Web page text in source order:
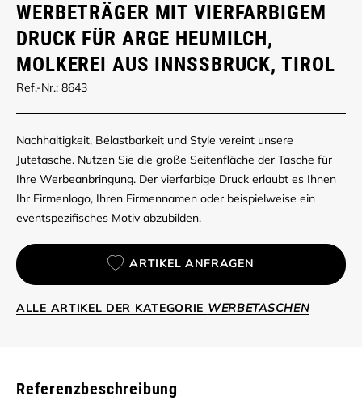
WERBETRÄGER MIT VIERFARBIGEM
DRUCK FÜR ARGE HEUMILCH,
MOLKEREI AUS INNSSBRUCK, TIROL
Ref.-Nr.: 8643
Nachhaltigkeit, Belastbarkeit und Style vereint unsere
Jutetasche. Nutzen Sie die große Seitenfläche der Tasche für
Ihre Werbeanbringung. Der vierfarbige Druck erlaubt es Ihnen
Ihr Firmenlogo, Ihren Firmennamen oder beispielweise ein
eventspezifisches Motiv abzubilden.
ARTIKEL ANFRAGEN
ALLE ARTIKEL DER KATEGORIE WERBETASCHEN
Referenzbeschreibung